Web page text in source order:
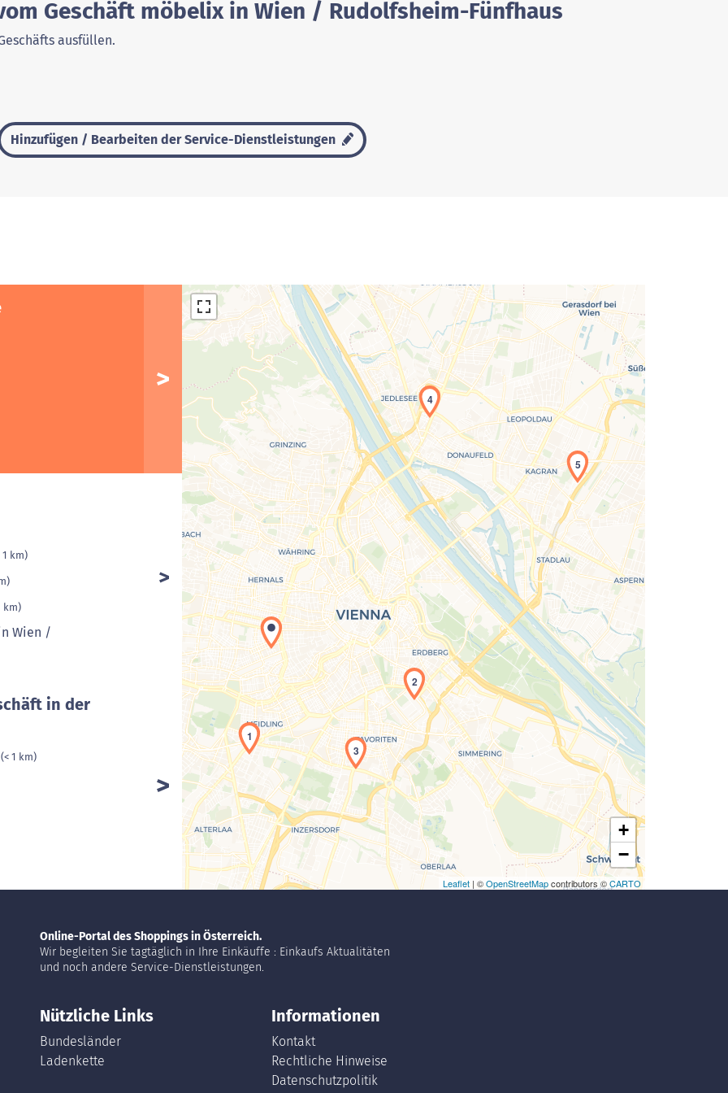
Geschäft möbelix in Wien / Rudolfsheim-Fünfhaus
ausfüllen.
Hinzufügen / Bearbeiten der Service-Dienstleistungen
1 km)
km)
Wien /
in der
(< 1 km)
Laden der Karte...
1
2
3
4
5
+
−
Leaflet | ©OpenStreetMapcontributors ©CARTO
Online-Portal des Shoppings in Österreich.
Wir begleiten Sie tagtäglich in Ihre Einkäuffe : Einkaufs Aktualitäten
und noch andere Service-Dienstleistungen.
Nützliche Links
Bundesländer
Ladenkette
Informationen
Kontakt
Rechtliche Hinweise
Datenschutzpolitik